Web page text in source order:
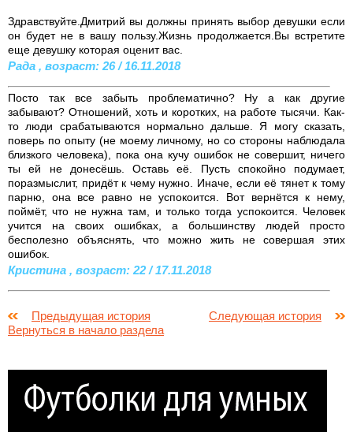
Здравствуйте.Дмитрий вы должны принять выбор девушки если
он будет не в вашу пользу.Жизнь продолжается.Вы встретите
еще девушку которая оценит вас.
Рада , возраст: 26 / 16.11.2018
Посто так все забыть проблематично? Ну а как другие
забывают? Отношений, хоть и коротких, на работе тысячи. Как-
то люди срабатываются нормально дальше. Я могу сказать,
поверь по опыту (не моему личному, но со стороны наблюдала
близкого человека), пока она кучу ошибок не совершит, ничего
ты ей не донесёшь. Оставь её. Пусть спокойно подумает,
поразмыслит, придёт к чему нужно. Иначе, если её тянет к тому
парню, она все равно не успокоится. Вот вернётся к нему,
поймёт, что не нужна там, и только тогда успокоится. Человек
учится на своих ошибках, а большинству людей просто
бесполезно объяснять, что можно жить не совершая этих
ошибок.
Кристина , возраст: 22 / 17.11.2018
Предыдущая история
Следующая история
Вернуться в начало раздела